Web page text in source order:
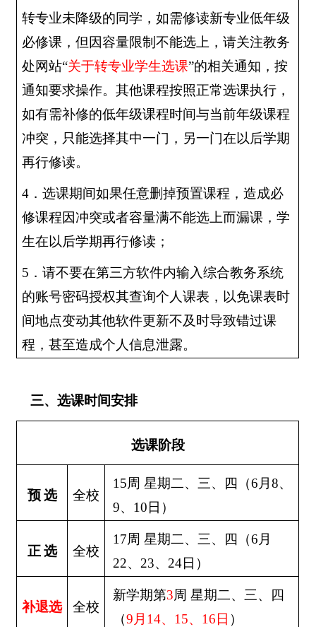
转专业未降级的同学，如需修读新专业低年级
必修课，但因容量限制不能选上，请关注教务
处网站“关于转专业学生选课”的相关通知，按
通知要求操作。其他课程按照正常选课执行，
如有需补修的低年级课程时间与当前年级课程
冲突，只能选择其中一门，另一门在以后学期
再行修读。
4 ．选课期间如果任意删掉预置课程，造成必
修课程因冲突或者容量满不能选上而漏课，学
生在以后学期再行修读；
5 ．请不要在第三方软件内输入综合教务系统
的账号密码授权其查询个人课表，以免课表时
间地点变动其他软件更新不及时导致错过课
程，甚至造成个人信息泄露。
三、 选课时间安排
选课阶段
预选 全校
15周 星期二、三、四（6 月8、
9、 10日）
正选 全校
17周 星期二、三、四（6 月
22、 23、 24日）
补退选 全校
新学期第3周 星期二、三、四
（9 月 14、 15、 16日 ）